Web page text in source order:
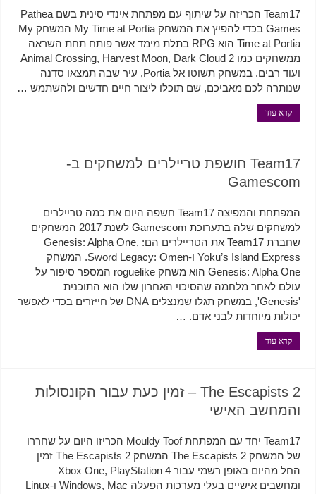
Team17 הכריזה על שיתוף עם מפתחת אינדי סינית בשם Pathea
Games בכדי להפיץ את המשחק My Time at Portia המשחק My
Time at Portia הוא RPG בתלת מימד אשר פותח תחת השראה
ממשחקים כמו Animal Crossing, Harvest Moon, Dark Cloud 2
ועוד רבים. במשחק תשוטו אל Portia, עיר שבה תמצאו סדנה
שנותרה לכם מאביכם, שם תוכלו ליצור חיים חדשים ולהשתמש …
קרא עוד
Team17 חושפת טריילרים למשחקים ב-
Gamescom
המפתחת והמפיצה Team17 חשפה היום את כמה טריילרים
למשחקים שלה בתערוכת Gamescom לשנת 2017 המשחקים
שחברת Team17 את הטריילרים הם: Genesis: Alpha One,
Yoku’s Island Express ו-Sword Legacy: Omen. המשחק
Genesis: Alpha One הוא משחק roguelike המספר סיפור על
עולם לאחר מלחמה שהסיכוי האחרון שלו הוא התוכנית
'Genesis', במשחק תגלו שמנצלים DNA של חייזרים בכדי לאפשר
יכולות מיוחדות לבני אדם. …
קרא עוד
The Escapists 2 – זמין כעת עבור הקונסולות
והמחשב האישי
Team17 יחד עם המפתחת Mouldy Toof הכריזו היום על שחררו
של המשחק The Escapists 2 המשחק The Escapists 2 זמין
החל מהיום באופן רשמי עבור Xbox One, PlayStation 4
ומחשבים אישיים בעלי מערכות הפעלה Windows, Mac ו-Linux